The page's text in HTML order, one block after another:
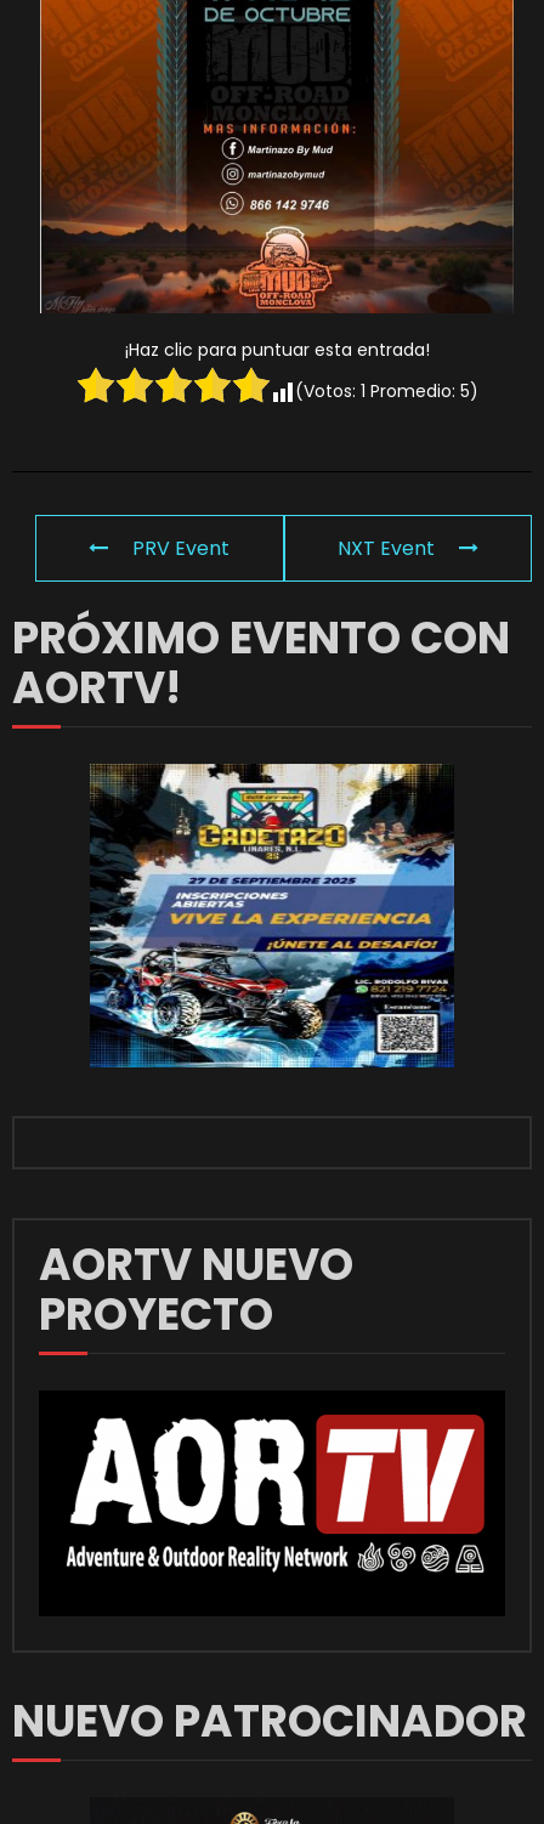
¡Haz clic para puntuar esta entrada!
(Votos: 1 Promedio: 5)
PRV Event NXT Event
PRÓXIMO EVENTO CON
AORTV!
AORTV NUEVO
PROYECTO
NUEVO PATROCINADOR